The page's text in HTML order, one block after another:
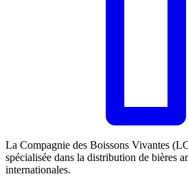
La Compagnie des Boissons Vivantes
spécialisée dans la distribution de bières
internationales.